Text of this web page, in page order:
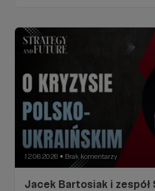
12.06.2026 ● Brak komentarzy
Jacek Bartosiak i